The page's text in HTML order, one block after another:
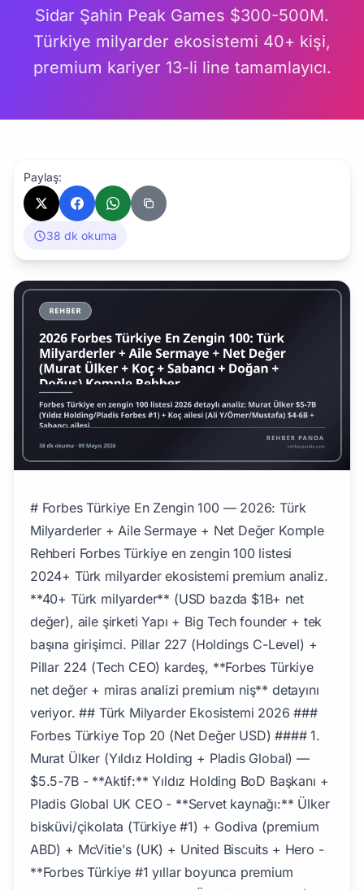
Sidar Şahin Peak Games $300-500M.
Türkiye milyarder ekosistemi 40+ kişi,
premium kariyer 13-li line tamamlayıcı.
Paylaş:
38 dk okuma
# Forbes Türkiye En Zengin 100 — 2026: Türk Milyarderler + Aile Sermaye + Net Değer Komple Rehberi Forbes Türkiye en zengin 100 listesi 2024+ Türk milyarder ekosistemi premium analiz. **40+ Türk milyarder** (USD bazda $1B+ net değer), aile şirketi Yapı + Big Tech founder + tek başına girişimci. Pillar 227 (Holdings C-Level) + Pillar 224 (Tech CEO) kardeş, **Forbes Türkiye net değer + miras analizi premium niş** detayını veriyor. ## Türk Milyarder Ekosistemi 2026 ### Forbes Türkiye Top 20 (Net Değer USD) #### 1. Murat Ülker (Yıldız Holding + Pladis Global) — $5.5-7B - **Aktif:** Yıldız Holding BoD Başkanı + Pladis Global UK CEO - **Servet kaynağı:** Ülker bisküvi/çikolata (Türkiye #1) + Godiva (premium ABD) + McVitie's (UK) + United Biscuits + Hero - **Forbes Türkiye #1 yıllar boyunca premium pozisyon** #### 2. Hüsnü Özyeğin Ailesi — $3-4B - **Aktif:** Murat Özyeğin Fiba Holding CEO - **Servet kaynağı:** Garanti BBVA satışı 2014 (BBVA $6.7B) + Fiba Bank + Fiba Faktoring + Eurasia Capital + Real Estate #### 3. Şahin Ailesi (Doğuş Holding) — $2.5-3.5B - **Aktif:** Ferit Şahenk Doğuş Holding CEO + BoD Başkanı - **Servet kaynağı:** Doğuş Otomotiv (Volkswagen/Audi/Skoda Türkiye) + Antalya Marina + D-Smart eski + NTV eski + Doğuş İnşaat #### 4. Sabancı Ailesi (Sabancı Holding) — Toplam $4-6B (aile) - **Aile mensupları:** Güler Sabancı (BoD Başkanı) + Sevil Sabancı + Suzan Sabancı Dinçer + Ali Sabancı + diğer - **Servet kaynağı:** Sabancı Holding (Akbank + Carrefoursa + Brisa + Enerjisa + Çimsa + Akçansa + Avivasa) #### 5. Koç Ailesi (Koç Holding) — Toplam $4-6B (aile) - **Aile mensupları:** Ömer Koç (BoD Başkanı + CEO) + Ali Y. Koç (BoD üyesi + Fenerbahçe SK Başkanı) + Mustafa V. Koç (1960-2016 mirası) + Caroline Koç + Rahmi Koç (1930-, eski BoD Başkanı) - **Servet kaynağı:** Koç Holding (Tofaş Fiat + Ford Otosan + Arçelik + Beko + Yapı Kredi + TÜPRAŞ + Türk Traktör + Otokar) #### 6. Tuncay Özilhan + Yazıcı Ailesi (Anadolu Holding) — $2.5-3.5B - **Servet kaynağı:** Anadolu Efes (Türkiye en büyük bira) + Coca-Cola İçecek (11 ülke) + Migros eski hisse + McDonald's Türkiye + Adel Kalemcilik + Anadolu Isuzu #### 7. Demirören Ailesi — $2-3B - **Aktif:** Yıldırım Demirören (Galatasaray SK eski Başkanı) + Erdoğan Demirören - **Servet kaynağı:** Demirören Petrol + Demirören Medya (eski Doğan medya 2018 satın alma) + Hürriyet + Kanal D #### 8. Doğan Ailesi (Aydın Doğan + Hanzade) — $1.5-2.5B - **Aktif:** Begümhan Doğan Faralyalı (Doğan Holding BoD Başkanı 2018+) + Hanzade Doğan Boyner (Hepsiburada Founder) + Vuslat Doğan Sabancı + Arzuhan Doğan Yalçındağ + Yağmur Sabancı (eski) - **Servet kaynağı:** Doğan Holding (eski medya → 2018 Demirören satışı + Hepsiburada IPO 2021 $3.9B) #### 9. Eczacıbaşı Ailesi — $1.5-2.5B - **Aktif:** Bülent Eczacıbaşı + Faruk Eczacıbaşı + Ahmet Eczacıbaşı (BoD Başkanı) - **Servet kaynağı:** Eczacıbaşı Holding (Vitra + İlaç + İntema + Roca ortaklı + İpek Mobilya) #### 10. Borusan Ailesi (Kocabıyık) — $1.5-2B - **Aktif:** Z. Aslı Kocabıyık (BoD Başkanı) + Bülent Kocabıyık + diğer aile - **Servet kaynağı:** Borusan Holding (Mannesmann çelik + BMC otomotiv + EnBW yenilenebilir + Süperonline) #### 11. Mehmet Cengiz (Cengiz İnşaat) — $1.5-2B - **Servet kaynağı:** Cengiz İnşaat + havalimanı yapım (Esenboğa + Adana + Trabzon + Sabiha Gökçen) + Otoyol + termik santral #### 12. Erol Tabanca (Polimeks Holding) — $1.5-2B - **Servet kaynağı:** Polimeks Holding (havalimanı yapım Türkmenistan + Aşkabat + Sahil yapı) #### 13. Ahmet Çalık (Çalık Holding) — $1.2-1.8B - **Servet kaynağı:** Çalık Enerji + Aktif Yatırım Bankası + GAP İnşaat + tekstil #### 14. Türker Avşar (Avşar Holding) — $1-1.5B - **Servet kaynağı:** Avşar Film 1968 (en eski Türk yapım şirketi) + medya + sinema (Hababam Sınıfı + Eyvah Eyvah) #### 15. Mustafa Koç ailesi mirası — $1-2B - **Servet:** Koç ailesi içi pay devir (1960-2016 Mustafa V. Koç eski BoD Başkanı) #### 16. Akkök Ailesi (Çağlayan + Akkök Holding) — $1-1.8B - **Aktif:** Mehmet Ali Çağlayan + Onur Çağlayan - **Servet kaynağı:** Aksa Akrilik + Aksa Enerji + Akiş GYO + Akkök Eğitim Vakfı #### 17. Zorlu Ailesi (Hacı Mehmet Zorlu) — $1-1.8B - **Aktif:** Ahmet Zorlu + Selen Zorlu Melik - **Servet kaynağı:** Vestel TV + Zorlu Enerji + Zorlu Center İstanbul + Zorlu Tekstil #### 18. Yazıcı Ailesi (Anadolu) + Diğer — $1-2B - Anadolu Holding ortaklığında ek aile aileleri #### 19. Tekfen Ailesi — $1-1.5B - **Servet kaynağı:** Tekfen İnşaat + Toros Tarım gübre #1 Türkiye #### 20. Sancak Ailesi (Ethem Sancak) — $1-1.5B - **Aktif:** Ethem Sancak (eski medya patron) + Es Yapı Endüstri Holding - **Servet kaynağı:** Es Yapı Endüstri + savunma sanayi BMC ortaklığı + medya ### Forbes Türkiye 20-50 Aralığı | Sıra | İsim | Şirket | Net Değer (USD) | |------|------|--------|------| | 21-30 | Mehmet Aksoy (Aksoy Holding) | İnşaat + enerji | $700M-$1B | | - | Mehmet Ali İlıcak (Ihlas Holding) | Medya + ihlas finans | $700M-$1B | | - | Selçuk Bayraktar + Haluk Bayraktar (Baykar Tech) | TB2 + Akıncı SİHA premium #1 dünya | $700M-$1.5B (private valuation premium) | | - | Hanzade Doğan Boyner (Hepsiburada Nasdaq IPO) | Tech CEO | $1-2B (Pillar 224) | | - | Demet Mutlu (Trendyol founder) | Tech CEO | $700M-$1.5B (pre-IPO 2025-2026 hazırlık) | | - | Hande Çilingir (Insider $1.4B Series E) | B2B SaaS founder | $200-400M (Pillar 224) | | - | Sidar Şahin (Peak Games eski Zynga $1.8B exit 2020) | Tech founder | $300-500M (Pillar 224) | | - | Aram Kananyan + Soner Aydemir + Kaan Kayabalı (DreamGames Royal Match $2.75B) | Mobile games founders | $400-700M (Pillar 224) | | 31-40 | Mehmet Sami Yıldırım (Yıldırım Holding) | Liman + lojistik | $500-900M | | - | Mahmut Magemizoğlu (Ünlü & Co) | Boutique M&A advisor | $200-500M (Pillar 221) | | - | Faruk Süren (Galatasaray SK eski Başkanı) | Spor yatırım + finans | $300-500M | | - | Hamdi Akın (TÜRK Pirelli) | Enerji + tekstil | $500-800M | | 41-50 | Çeşitli orta düzey | Çeşitli | $200-500M | ### Türkiye Milyarder İstatistikleri 2026 - **Toplam Türk milyarder:** 40+ kişi (USD bazda $1B+) - **Toplam Türk Forbes 500 milyon+:** 80-100 kişi - **Milyarder şehri dağılımı:** İstanbul %75-80 (Sarıyer + Beşiktaş + Şişli premium semt) + Ankara %10 + İzmir %5 + diğer %5 - **Aile servet payı:** %70 (Koç + Sabancı + Doğuş + Anadolu + Yıldız) - **Self-made milyarder:** %30 (Tech CEO Pillar 224 + Eski profesyonel banker Pillar 221) - **Yaş ortalaması:** 60-65 (aile mensupları + emekli yöneticiler) - **Gurbetçi Türk milyarder:** 5-10 kişi (Almanya/UK/ABD) ## Türk Milyarder Sermaye Kompozisyonu ### Holding Ana Servetler (Pillar 227 entegre) - **Koç ailesi:** %50 hisse Koç Holding (KCHOL) + Yapı Kredi + diğer - **Sabancı ailesi:** %50 hisse Sabancı Holding (SAHOL) + Akbank - **Doğan ailesi:** %30 hisse Doğan Holding (DOHOL) + Hepsiburada (Hanzade) - **Şahenk ailesi:** %100 Doğuş Holding (özel) + %15 Garanti BBVA eski (BBVA satışı sonrası) - **Ülker ailesi:** %30 Yıldız Holding (özel) + %100 Pladis Global UK - **Yazıcı + Özilhan:** %50 hisse Anadolu Holding ### Self-Made Tech Servetler (Pillar 224 entegre) - **Demet Mutlu:** %15-25 hisse Trendyol pre-IPO ($16.5B 2021 valuation) - **Hande Çilingir:** %20-35 hisse Insider ($1.4B Series E 2024) - **Hanzade Doğan Boyner:** %15-25 hisse Hepsiburada (Nasdaq IPO 2021) - **Sidar Şahin:** Peak Games $1.8B 2020 exit, post-exit serial entrepreneur + AngelList yatırımcı - **DreamGames founders:** %20 hisse paylaşım $2.75B 2024 valuation ## Premium Türk Milyarder Yıldızları (Klasik) ### Vehbi Koç (1901-1996) — Türk iş dünyası kurucu pioneer - 1926 Koç Holding kuruluş - Türkiye'nin modern iş dünyası mimarı - 1996'da net değer ~$1.5B USD (zamanın değeri) ### Hacı Ömer Sabancı (1906-1966) — Sabancı Holding kurucu - 1925 ticaret + 1948 BOSSA tekstil - Sabancı ailesi modern ekonomi pionneri ### Sakıp Sabancı (1933-2004) — eski Sabancı Holding BoD Başkanı - Türk iş dünyasının renkli figürü - Sabancı Üniversitesi + Sabancı Müzesi kurucu ### Aydın Doğan (1936-) — Doğan Holding kurucu, Türk medya patronu - 1979 Hürriyet satın alma + medya genişleme - 2018 Demirören'e medya satışı ### Asım Kocabıyık (1916-2007) — Borusan Holding kurucu ## Türk Milyarder Yatırım Stratejileri ### Aile Servet Yönetimi (Family Office) - **Koç Family Office** — yurt dışı portföy + premium gayrimenkul (NYC + London + Cap d'Antibes Fransa) - **Sabancı Family Office (Aklease)** — finansal kiralama + yatırım yönetimi - **Şahenk Family Office** — Doğuş Holding + Garanti BBVA (eski) servet - **Yıldız Family Office** — Pladis Global UK + Türkiye operasyonları + emlak ### Yurt Dışı Yatırım Tercihleri - **Premium gayrimenkul:** NYC Manhattan + London Mayfair + Cap d'Antibes Fransa + Saint-Tropez + Marbella İspanya + İstinye Park apartmanlar - **Yat:** Premium yat satın alımı (Ferit Şahenk + Murat Ülker) - **Sanat koleksiyonu:** Sotheby's + Christie's müzayede (Sabancı Müzesi pattern) - **Premium spor takım:** Galatasaray (Ali Y. Koç başkanlığında 2018+ Fenerbahçe), Beşiktaş, vb. - **Yurt Dışı şirket alımı:** Pladis Global Murat Ülker UK satın alma (Godiva + United Biscuits) - **Hayır işleri:** Vehbi Koç Vakfı + Sabancı Vakfı + Eczacıbaşı Sağlık Vakfı ### Vergi + Hukuk Yapılandırması - **Holding yapısı:** Türkiye'de holding ana, alt şirketler operating - **Yurt dışı SPV (Special Purpose Vehicle):** Hollanda + Lüksemburg + İrlanda - **Trust yapısı:** Türkiye yasal değil ama yurt dışı (Channel Islands + Cayman) aile servet planlamasında - **Vakıf:** Türkiye'de Vehbi Koç Vakfı + Sabancı Vakfı + Eczacıbaşı Vakfı premium hayır işi + vergi avantajı ## Türk Milyarder vs Dünya Milyarder Karşılaştırma ### Forbes Dünya Top 100 Türk Yokluğu - Türkiye'nin en zengini Murat Ülker $5-7B → Dünya Forbes ~700-1000. sıra - Dünya #1 Elon Musk $400B+ (2024 itibarıyla) → Türk #1 ile fark 60-70x - ABD ortalama milyarder USD bazında 5-10x daha zengin ### Türk Milyarder Üstünlüğü - Türkiye'nin GSMH'sı dünya 17-19. sıra ($900B-$1.1T) - Türk milyarder sayısı (~40+) dünya 18-22. sıra